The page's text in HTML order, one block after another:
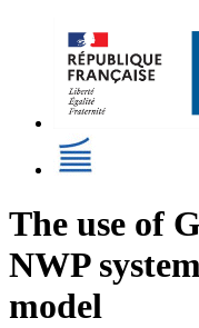
The use of
NWP
model